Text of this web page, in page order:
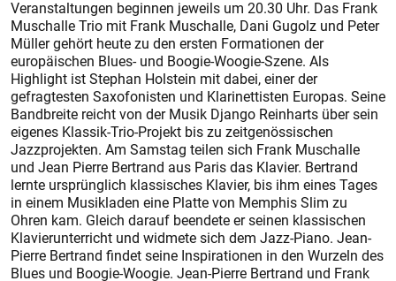
Veranstaltungen beginnen jeweils um 20.30 Uhr. Das Frank
Muschalle Trio mit Frank Muschalle, Dani Gugolz und Peter
Müller gehört heute zu den ersten Formationen der
europäischen Blues- und Boogie-Woogie-Szene. Als
Highlight ist Stephan Holstein mit dabei, einer der
gefragtesten Saxofonisten und Klarinettisten Europas. Seine
Bandbreite reicht von der Musik Django Reinharts über sein
eigenes Klassik-Trio-Projekt bis zu zeitgenössischen
Jazzprojekten. Am Samstag teilen sich Frank Muschalle
und Jean Pierre Bertrand aus Paris das Klavier. Bertrand
lernte ursprünglich klassisches Klavier, bis ihm eines Tages
in einem Musikladen eine Platte von Memphis Slim zu
Ohren kam. Gleich darauf beendete er seinen klassischen
Klavierunterricht und widmete sich dem Jazz-Piano. Jean-
Pierre Bertrand findet seine Inspirationen in den Wurzeln des
Blues und Boogie-Woogie. Jean-Pierre Bertrand und Frank